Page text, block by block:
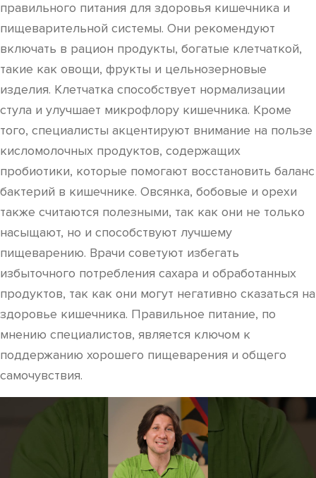
правильного питания для здоровья кишечника и
пищеварительной системы. Они рекомендуют
включать в рацион продукты, богатые клетчаткой,
такие как овощи, фрукты и цельнозерновые
изделия. Клетчатка способствует нормализации
стула и улучшает микрофлору кишечника. Кроме
того, специалисты акцентируют внимание на пользе
кисломолочных продуктов, содержащих
пробиотики, которые помогают восстановить баланс
бактерий в кишечнике. Овсянка, бобовые и орехи
также считаются полезными, так как они не только
насыщают, но и способствуют лучшему
пищеварению. Врачи советуют избегать
избыточного потребления сахара и обработанных
продуктов, так как они могут негативно сказаться на
здоровье кишечника. Правильное питание, по
мнению специалистов, является ключом к
поддержанию хорошего пищеварения и общего
самочувствия.